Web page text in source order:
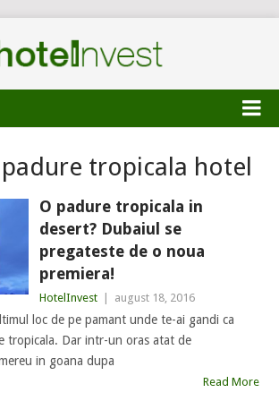
padure tropicala hotel
O padure tropicala in
desert? Dubaiul se
pregateste de o noua
premiera!
HotelInvest august 18, 2016
loc de pe pamant unde te-ai gandi ca
tropicala. Dar intr-un oras atat de
in goana dupa
Read More